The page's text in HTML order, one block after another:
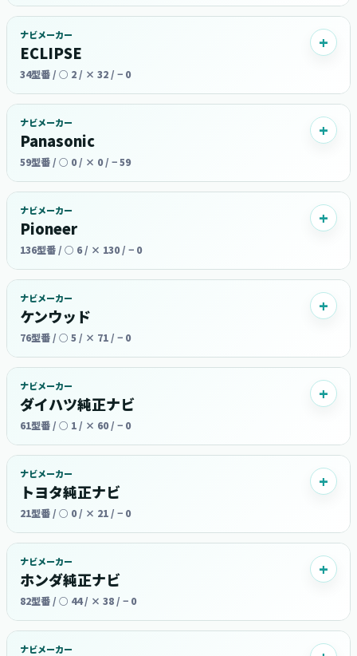
ナビメーカー
ECLIPSE
34型番 / ○ 2 / × 32 / − 0
ナビメーカー
Panasonic
59型番 / ○ 0 / × 0 / − 59
ナビメーカー
Pioneer
136型番 / ○ 6 / × 130 / − 0
ナビメーカー
ケンウッド
76型番 / ○ 5 / × 71 / − 0
ナビメーカー
ダイハツ純正ナビ
61型番 / ○ 1 / × 60 / − 0
ナビメーカー
トヨタ純正ナビ
21型番 / ○ 0 / × 21 / − 0
ナビメーカー
ホンダ純正ナビ
82型番 / ○ 44 / × 38 / − 0
ナビメーカー